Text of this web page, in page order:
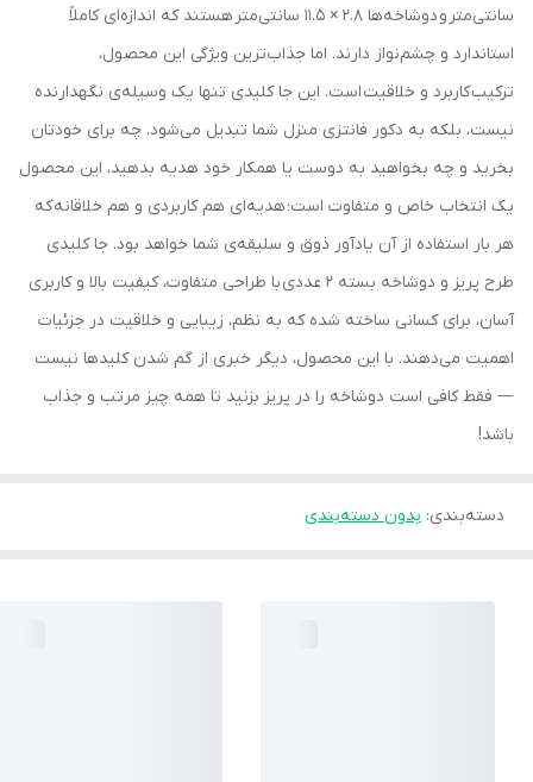
سانتی‌متر و دوشاخه‌ها 2.8 × 11.5 سانتی‌متر هستند که اندازه‌ای کاملاً
استاندارد و چشم‌نواز دارند. اما جذاب‌ترین ویژگی این محصول،
ترکیب کاربرد و خلاقیت است. این جا کلیدی تنها یک وسیله‌ی نگهدارنده
نیست، بلکه به دکور فانتزی منزل شما تبدیل می‌شود. چه برای خودتان
بخرید و چه بخواهید به دوست یا همکار خود هدیه بدهید، این محصول
یک انتخاب خاص و متفاوت است؛ هدیه‌ای هم کاربردی و هم خلاقانه که
هر بار استفاده از آن یادآور ذوق و سلیقه‌ی شما خواهد بود. جا کلیدی
طرح پریز و دوشاخه بسته 2 عددی با طراحی متفاوت، کیفیت بالا و کاربری
آسان، برای کسانی ساخته شده که به نظم، زیبایی و خلاقیت در جزئیات
اهمیت می‌دهند. با این محصول، دیگر خبری از گم شدن کلیدها نیست
— فقط کافی است دوشاخه را در پریز بزنید تا همه چیز مرتب و جذاب
باشد!
دسته‌بندی: بدون دسته‌بندی